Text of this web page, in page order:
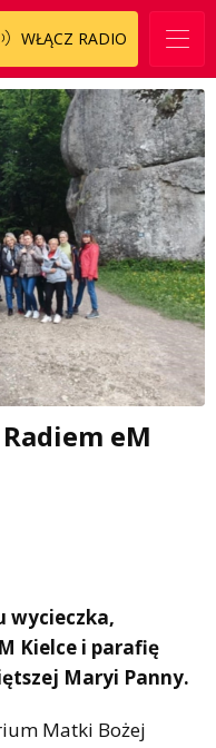
WŁĄCZ RADIO
eM
wycieczka,
Kielce i parafię
Maryi Panny.
Matki Bożej